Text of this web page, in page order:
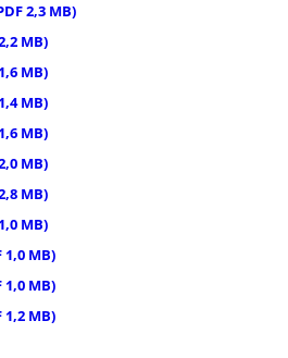
2,3 MB)
MB)
MB)
MB)
MB)
MB)
MB)
MB)
1,0 MB)
1,0 MB)
1,2 MB)